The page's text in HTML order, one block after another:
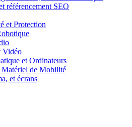
référencement SEO
et Protection
Vidéo
et Ordinateurs
Matériel de Mobilité
et écrans